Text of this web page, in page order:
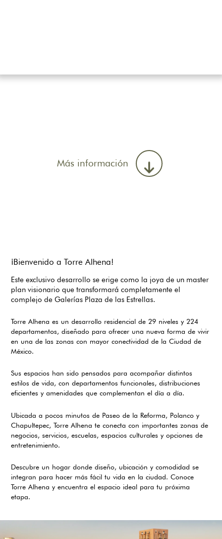
Más información
¡Bienvenido a Torre Alhena!
Este exclusivo desarrollo se erige como la joya de un master
plan visionario que transformará completamente el
complejo de Galerías Plaza de las Estrellas.
Torre Alhena es un desarrollo residencial de 29 niveles y 224
departamentos, diseñado para ofrecer una nueva forma de vivir
en una de las zonas con mayor conectividad de la Ciudad de
México.
Sus espacios han sido pensados para acompañar distintos
estilos de vida, con departamentos funcionales, distribuciones
eficientes y amenidades que complementan el día a día.
Ubicada a pocos minutos de Paseo de la Reforma, Polanco y
Chapultepec, Torre Alhena te conecta con importantes zonas de
negocios, servicios, escuelas, espacios culturales y opciones de
entretenimiento.
Descubre un hogar donde diseño, ubicación y comodidad se
integran para hacer más fácil tu vida en la ciudad. Conoce
Torre Alhena y encuentra el espacio ideal para tu próxima
etapa.